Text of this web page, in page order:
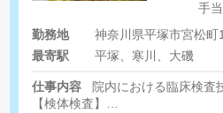
手
扶
勤務地
神奈川県平塚市宮松町
最寄駅
平塚、寒川、大磯
仕事内容
院内における臨床検査
【検体検査】